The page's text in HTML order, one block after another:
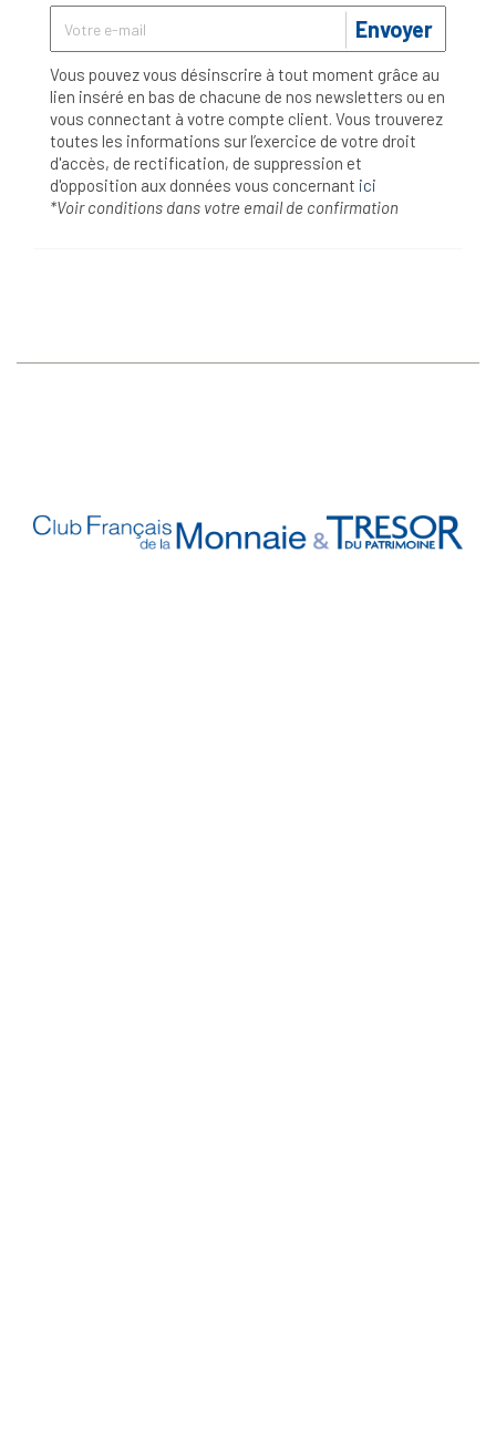
Envoyer
Vous pouvez vous désinscrire à tout moment grâce au
lien inséré en bas de chacune de nos newsletters ou en
vous connectant à votre compte client. Vous trouverez
toutes les informations sur l’exercice de votre droit
d'accès, de rectification, de suppression et
d'opposition aux données vous concernant ici
*Voir conditions dans votre email de confirmation